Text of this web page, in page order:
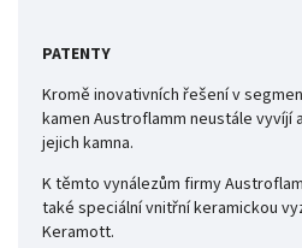
PATENTY
Kromě inovativních řešení v
kamen Austroflamm neustále vyvíjí
jejich kamna.
K těmto vynálezům firmy
také speciální vnitřní keramickou
Keramott.